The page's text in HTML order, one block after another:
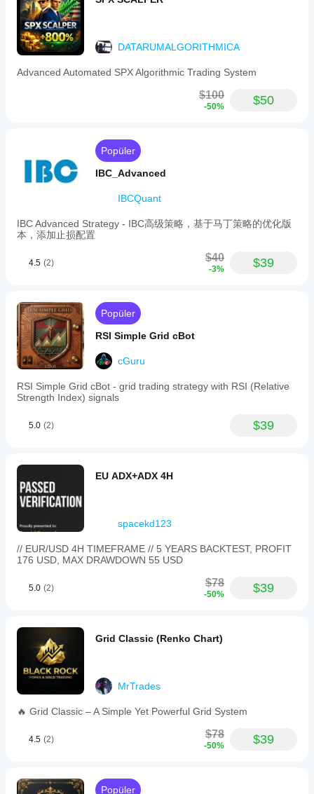
bağlı olarak
değişebilir.
Botu kendi
ortamınızda
test etmek,
gerçek
olur.
DATARUMALGORITHMICA
Advanced Automated SPX Algorithmic Trading System
$100
-50% $50
Popüler
IBC_Advanced
IBCQuant
IBC Advanced Strategy - IBC高级策略，基于马丁策略的优化版
本，添加止损配置
4.5 (2) $40
-3% $39
Popüler
RSI Simple Grid cBot
cGuru
RSI Simple Grid cBot - grid trading strategy with RSI (Relative
Strength Index) signals
5.0 (2) $39
EU ADX+ADX 4H
spacekd123
// EUR/USD 4H TIMEFRAME // 5 YEARS BACKTEST, PROFIT
176 USD, MAX DRAWDOWN 55 USD
5.0 (2) $78
-50% $39
Grid Classic (Renko Chart)
MrTrades
🔥 Grid Classic – A Simple Yet Powerful Grid System
4.5 (2) $78
-50% $39
Popüler